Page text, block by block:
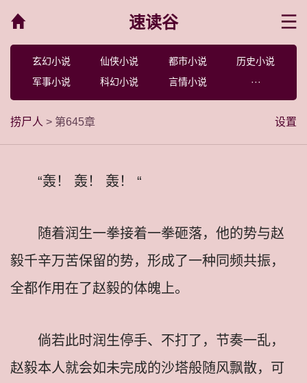
速读谷
玄幻小说 仙侠小说 都市小说
历史小说
军事小说
科幻小说 言情小说 ···
设置
捞尸人 > 第645章
“轰！ 轰！ 轰！ “
随着润生一拳接着一拳砸落，他的势与赵
毅千辛万苦保留的势，形成了一种同频共振，
全都作用在了赵毅的体魄上。
倘若此时润生停手、不打了，节奏一乱，
赵毅本人就会如未完成的沙塔般随风飘散，可